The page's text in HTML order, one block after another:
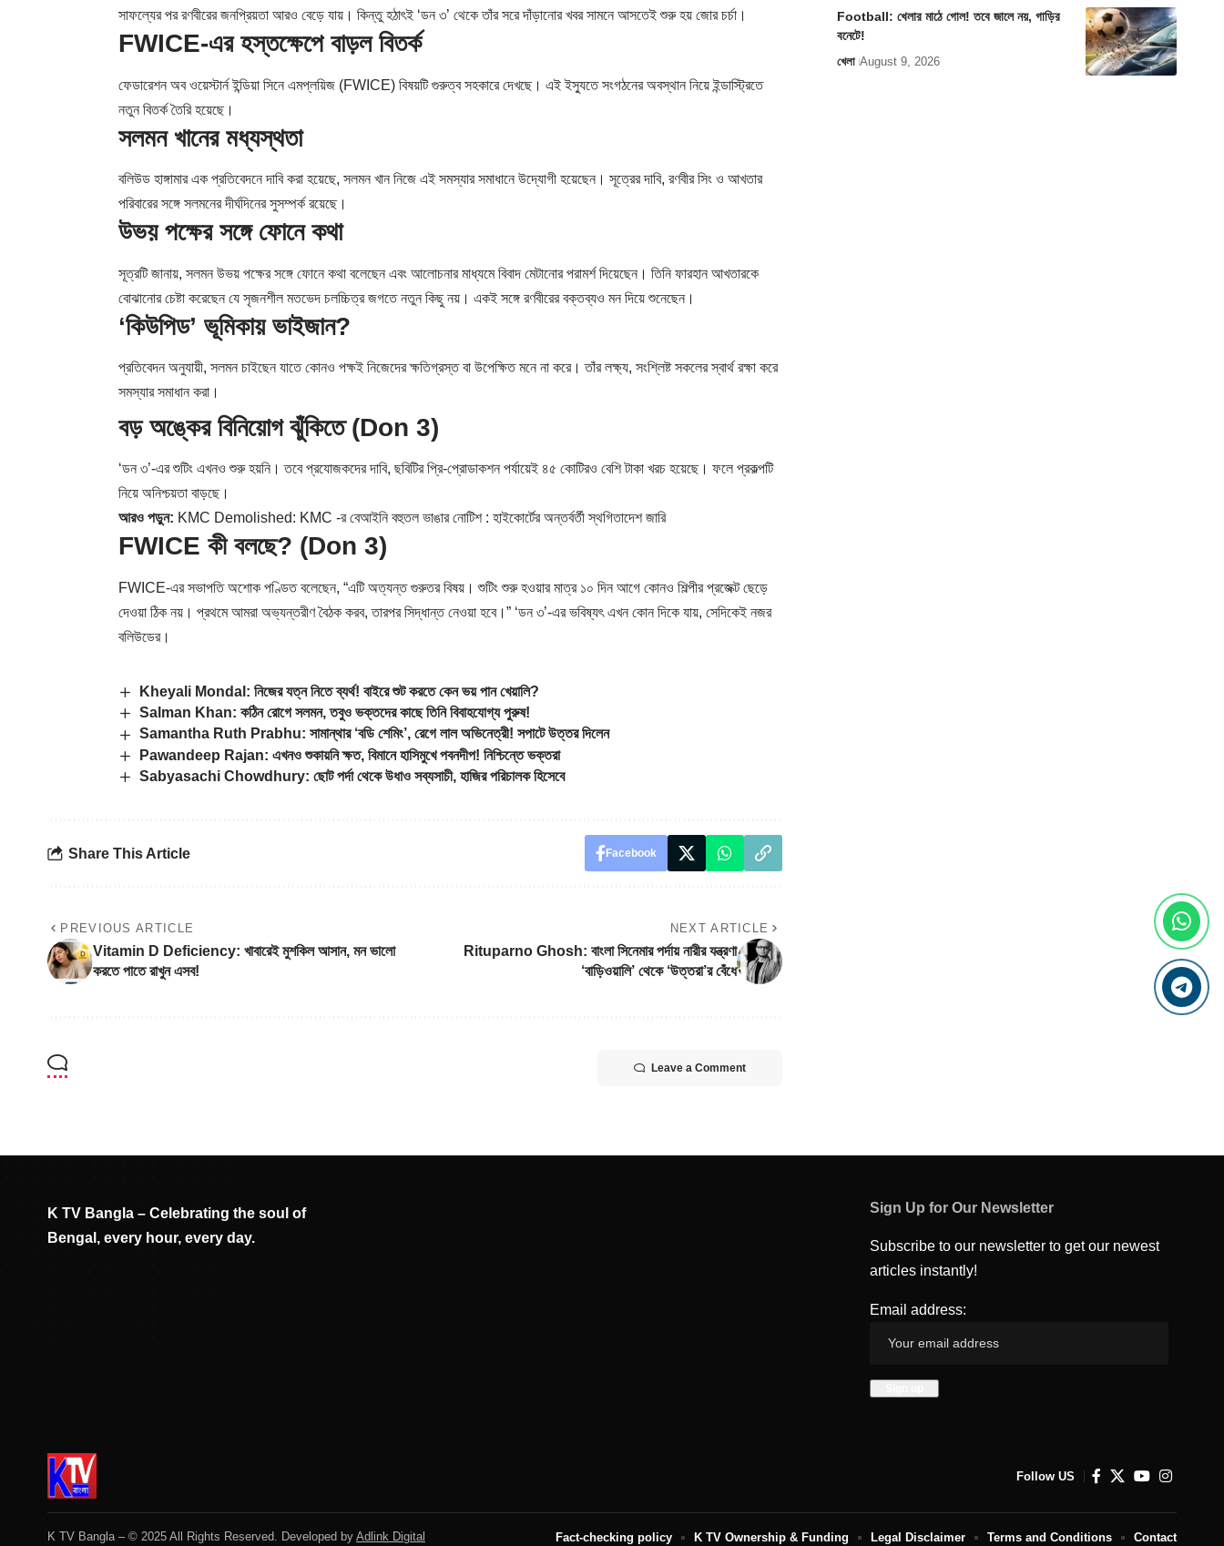
সাফল্যের পর রণবীরের জনপ্রিয়তা আরও বেড়ে যায়। কিন্তু হঠাৎই ‘ডন ৩’ থেকে তাঁর সরে দাঁড়ানোর খবর সামনে আসতেই শুরু হয় জোর চর্চা।
FWICE-এর হস্তক্ষেপে বাড়ল বিতর্ক
ফেডারেশন অব ওয়েস্টার্ন ইন্ডিয়া সিনে এমপ্লয়িজ (FWICE) বিষয়টি গুরুত্ব সহকারে দেখছে। এই ইস্যুতে সংগঠনের অবস্থান নিয়ে ইন্ডাস্ট্রিতে
নতুন বিতর্ক তৈরি হয়েছে।
সলমন খানের মধ্যস্থতা
বলিউড হাঙ্গামার এক প্রতিবেদনে দাবি করা হয়েছে, সলমন খান নিজে এই সমস্যার সমাধানে উদ্যোগী হয়েছেন। সূত্রের দাবি, রণবীর সিং ও আখতার
পরিবারের সঙ্গে সলমনের দীর্ঘদিনের সুসম্পর্ক রয়েছে।
উভয় পক্ষের সঙ্গে ফোনে কথা
সূত্রটি জানায়, সলমন উভয় পক্ষের সঙ্গে ফোনে কথা বলেছেন এবং আলোচনার মাধ্যমে বিবাদ মেটানোর পরামর্শ দিয়েছেন। তিনি ফারহান আখতারকে
বোঝানোর চেষ্টা করেছেন যে সৃজনশীল মতভেদ চলচ্চিত্র জগতে নতুন কিছু নয়। একই সঙ্গে রণবীরের বক্তব্যও মন দিয়ে শুনেছেন।
‘কিউপিড’ ভূমিকায় ভাইজান?
প্রতিবেদন অনুযায়ী, সলমন চাইছেন যাতে কোনও পক্ষই নিজেদের ক্ষতিগ্রস্ত বা উপেক্ষিত মনে না করে। তাঁর লক্ষ্য, সংশ্লিষ্ট সকলের স্বার্থ রক্ষা করে
সমস্যার সমাধান করা।
বড় অঙ্কের বিনিয়োগ ঝুঁকিতে (Don 3)
‘ডন ৩’-এর শুটিং এখনও শুরু হয়নি। তবে প্রযোজকদের দাবি, ছবিটির প্রি-প্রোডাকশন পর্যায়েই ৪৫ কোটিরও বেশি টাকা খরচ হয়েছে। ফলে প্রকল্পটি
নিয়ে অনিশ্চয়তা বাড়ছে।
আরও পড়ুন: KMC Demolished: KMC -র বেআইনি বহুতল ভাঙার নোটিশ : হাইকোর্টের অন্তর্বর্তী স্থগিতাদেশ জারি
FWICE কী বলছে? (Don 3)
FWICE-এর সভাপতি অশোক পণ্ডিত বলেছেন, “এটি অত্যন্ত গুরুতর বিষয়। শুটিং শুরু হওয়ার মাত্র ১০ দিন আগে কোনও শিল্পীর প্রজেক্ট ছেড়ে
দেওয়া ঠিক নয়। প্রথমে আমরা অভ্যন্তরীণ বৈঠক করব, তারপর সিদ্ধান্ত নেওয়া হবে।” ‘ডন ৩’-এর ভবিষ্যৎ এখন কোন দিকে যায়, সেদিকেই নজর
বলিউডের।
Kheyali Mondal: নিজের যত্ন নিতে ব্যর্থ! বাইরে শুট করতে কেন ভয় পান খেয়ালি?
Salman Khan: কঠিন রোগে সলমন, তবুও ভক্তদের কাছে তিনি বিবাহযোগ্য পুরুষ!
Samantha Ruth Prabhu: সামান্থার ‘বডি শেমিং’, রেগে লাল অভিনেত্রী! সপাটে উত্তর দিলেন
Pawandeep Rajan: এখনও শুকায়নি ক্ষত, বিমানে হাসিমুখে পবনদীপ! নিশ্চিন্তে ভক্তরা
Sabyasachi Chowdhury: ছোট পর্দা থেকে উধাও সব্যসাচী, হাজির পরিচালক হিসেবে
Share This Article Facebook
PREVIOUS ARTICLE
Vitamin D Deficiency: খাবারেই মুশকিল আসান, মন ভালো
করতে পাতে রাখুন এসব!
NEXT ARTICLE
Rituparno Ghosh: বাংলা সিনেমার পর্দায় নারীর যন্ত্রণা
‘বাড়িওয়ালি’ থেকে ‘উত্তরা’র বেঁধে
Leave a Comment
Football: খেলার মাঠে গোল! তবে জালে নয়, গাড়ির
বনেটে!
খেলা August 9, 2026
K TV Bangla – Celebrating the soul of
Bengal, every hour, every day.
Sign Up for Our Newsletter
Subscribe to our newsletter to get our newest
articles instantly!
Email address:
Follow US
K TV Bangla – © 2025 All Rights Reserved. Developed by Adlink Digital Fact-checking policy K TV Ownership & Funding Legal Disclaimer Terms and Conditions Contact